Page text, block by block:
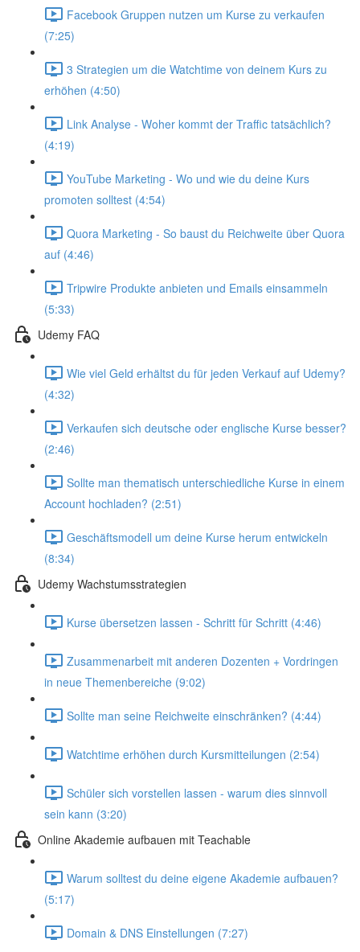
Facebook Gruppen nutzen um Kurse zu verkaufen
(7:25)
3 Strategien um die Watchtime von deinem Kurs zu
erhöhen (4:50)
Link Analyse - Woher kommt der Traffic tatsächlich?
(4:19)
YouTube Marketing - Wo und wie du deine Kurs
promoten solltest (4:54)
Quora Marketing - So baust du Reichweite über Quora
auf (4:46)
Tripwire Produkte anbieten und Emails einsammeln
(5:33)
Udemy FAQ
Wie viel Geld erhältst du für jeden Verkauf auf Udemy?
(4:32)
Verkaufen sich deutsche oder englische Kurse besser?
(2:46)
Sollte man thematisch unterschiedliche Kurse in einem
Account hochladen? (2:51)
Geschäftsmodell um deine Kurse herum entwickeln
(8:34)
Udemy Wachstumsstrategien
Kurse übersetzen lassen - Schritt für Schritt (4:46)
Zusammenarbeit mit anderen Dozenten + Vordringen
in neue Themenbereiche (9:02)
Sollte man seine Reichweite einschränken? (4:44)
Watchtime erhöhen durch Kursmitteilungen (2:54)
Schüler sich vorstellen lassen - warum dies sinnvoll
sein kann (3:20)
Online Akademie aufbauen mit Teachable
Warum solltest du deine eigene Akademie aufbauen?
(5:17)
Domain & DNS Einstellungen (7:27)